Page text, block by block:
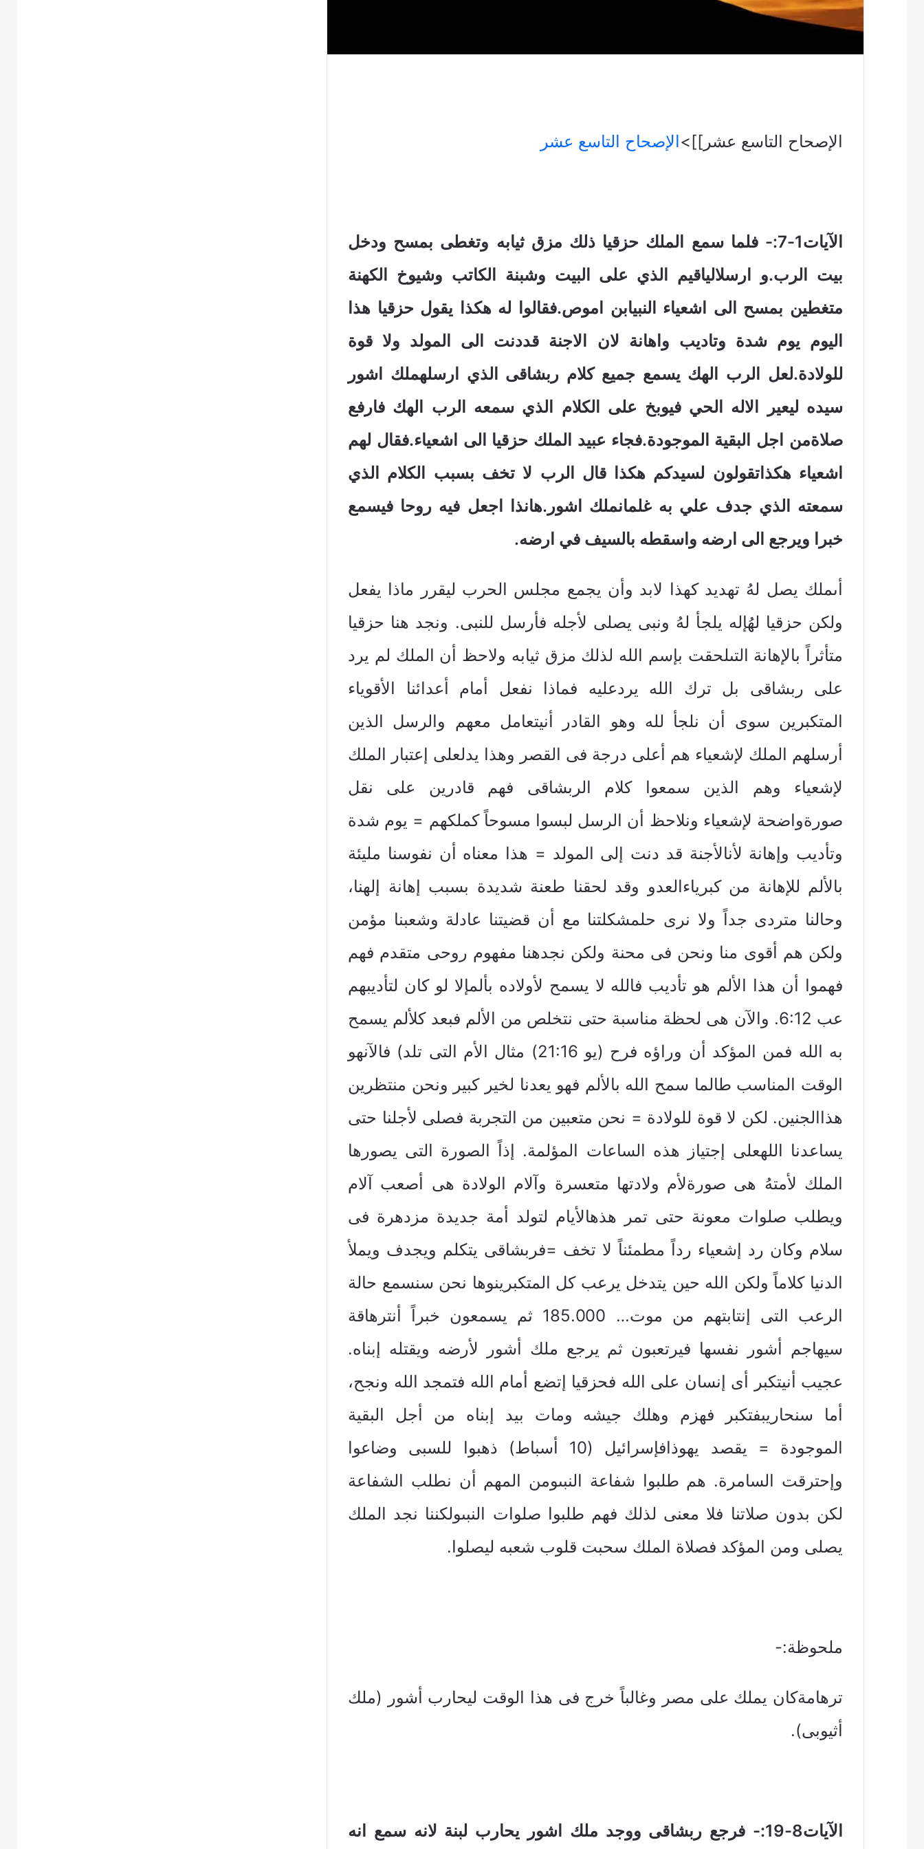
الإصحاح التاسع عشر]]>الإصحاح التاسع عشر
الآيات1-7:- فلما سمع الملك حزقيا ذلك مزق ثيابه وتغطى بمسح ودخل
بيت الرب.و ارسلالياقيم الذي على البيت وشبنة الكاتب وشيوخ الكهنة
متغطين بمسح الى اشعياء النبيابن اموص.فقالوا له هكذا يقول حزقيا هذا
اليوم يوم شدة وتاديب واهانة لان الاجنة قددنت الى المولد ولا قوة
للولادة.لعل الرب الهك يسمع جميع كلام ربشاقى الذي ارسلهملك اشور
سيده ليعير الاله الحي فيوبخ على الكلام الذي سمعه الرب الهك فارفع
صلاةمن اجل البقية الموجودة.فجاء عبيد الملك حزقيا الى اشعياء.فقال لهم
اشعياء هكذاتقولون لسيدكم هكذا قال الرب لا تخف بسبب الكلام الذي
سمعته الذي جدف علي به غلمانملك اشور.هانذا اجعل فيه روحا فيسمع
خبرا ويرجع الى ارضه واسقطه بالسيف في ارضه.
أىملك يصل لهُ تهديد كهذا لابد وأن يجمع مجلس الحرب ليقرر ماذا يفعل
ولكن حزقيا لهُإله يلجأ لهُ ونبى يصلى لأجله فأرسل للنبى. ونجد هنا حزقيا
متأثراً بالإهانة التىلحقت بإسم الله لذلك مزق ثيابه ولاحظ أن الملك لم يرد
على ربشاقى بل ترك الله يردعليه فماذا نفعل أمام أعدائنا الأقوياء
المتكبرين سوى أن نلجأ لله وهو القادر أنيتعامل معهم والرسل الذين
أرسلهم الملك لإشعياء هم أعلى درجة فى القصر وهذا يدلعلى إعتبار الملك
لإشعياء وهم الذين سمعوا كلام الربشاقى فهم قادرين على نقل
صورةواضحة لإشعياء ونلاحظ أن الرسل لبسوا مسوحاً كملكهم = يوم شدة
وتأديب وإهانة لأنالأجنة قد دنت إلى المولد = هذا معناه أن نفوسنا مليئة
بالألم للإهانة من كبرياءالعدو وقد لحقنا طعنة شديدة بسبب إهانة إلهنا،
وحالنا متردى جداً ولا نرى حلمشكلتنا مع أن قضيتنا عادلة وشعبنا مؤمن
ولكن هم أقوى منا ونحن فى محنة ولكن نجدهنا مفهوم روحى متقدم فهم
فهموا أن هذا الألم هو تأديب فالله لا يسمح لأولاده بألمإلا لو كان لتأديبهم
عب 6:12. والآن هى لحظة مناسبة حتى نتخلص من الألم فبعد كلألم يسمح
به الله فمن المؤكد أن وراؤه فرح (يو 21:16) مثال الأم التى تلد) فالآنهو
الوقت المناسب طالما سمح الله بالألم فهو يعدنا لخير كبير ونحن منتظرين
هذاالجنين. لكن لا قوة للولادة = نحن متعبين من التجربة فصلى لأجلنا حتى
يساعدنا اللهعلى إجتياز هذه الساعات المؤلمة. إذاً الصورة التى يصورها
الملك لأمتهُ هى صورةلأم ولادتها متعسرة وآلام الولادة هى أصعب آلام
ويطلب صلوات معونة حتى تمر هذهالأيام لتولد أمة جديدة مزدهرة فى
سلام وكان رد إشعياء رداً مطمئناً لا تخف =فربشاقى يتكلم ويجدف ويملأ
الدنيا كلاماً ولكن الله حين يتدخل يرعب كل المتكبرينوها نحن سنسمع حالة
الرعب التى إنتابتهم من موت… 185.000 ثم يسمعون خبراً أنترهاقة
سيهاجم أشور نفسها فيرتعبون ثم يرجع ملك أشور لأرضه ويقتله إبناه.
عجيب أنيتكبر أى إنسان على الله فحزقيا إتضع أمام الله فتمجد الله ونجح،
أما سنحاريبفتكبر فهزم وهلك جيشه ومات بيد إبناه من أجل البقية
الموجودة = يقصد يهوذافإسرائيل (10 أسباط) ذهبوا للسبى وضاعوا
وإحترقت السامرة. هم طلبوا شفاعة النبىومن المهم أن نطلب الشفاعة
لكن بدون صلاتنا فلا معنى لذلك فهم طلبوا صلوات النبىولكننا نجد الملك
يصلى ومن المؤكد فصلاة الملك سحبت قلوب شعبه ليصلوا.
ملحوظة:-
ترهامةكان يملك على مصر وغالباً خرج فى هذا الوقت ليحارب أشور (ملك
أثيوبى).
الآيات8-19:- فرجع ربشاقى ووجد ملك اشور يحارب لبنة لانه سمع انه